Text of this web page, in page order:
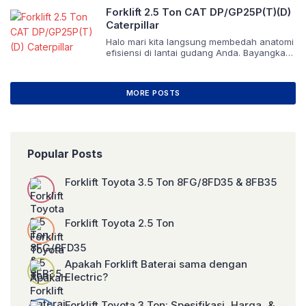
mesin yang tidak sekadar mampu
mengangkat beban, tetapi juga konsisten
beroperasi di bawah tekanan operasional
yang intens. Menjawab tantangan tersebut,
lini Forklift 3 […]
Forklift 2.5 Ton CAT DP/GP25P(T)(D)
Caterpillar
Halo mari kita langsung membedah anatomi
efisiensi di lantai gudang Anda. Bayangkan
seluruh operasional bisnis akan mati lemas.
Di sinilah peran krusial dari sebuah mesin
pemindah material yang tidak hanya kuat,
MORE POSTS
Popular Posts
Forklift Toyota 3.5 Ton 8FG/8FD35 & 8FB35
Forklift Toyota 2.5 Ton
Apakah Forklift Baterai sama dengan
Electric?